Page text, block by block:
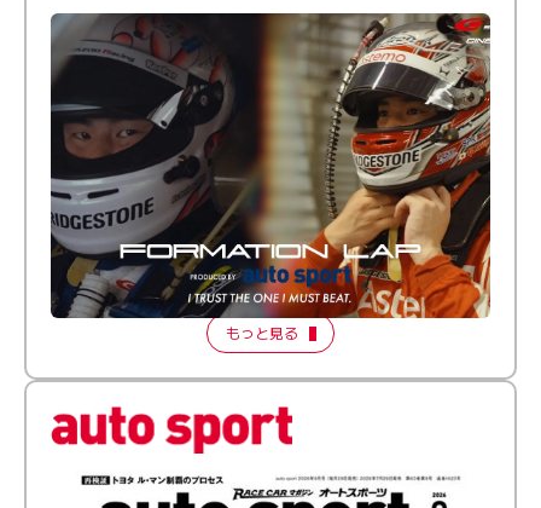
倒す相手を、信じてる。小林利徠斗 × 野村勇斗
【FORMATION LAP Produced by auto sport】
2026 Episode 2
もっと見る